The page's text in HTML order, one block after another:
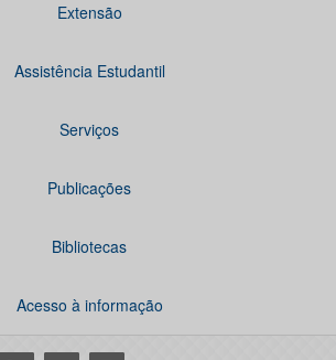
Extensão
Assistência Estudantil
Serviços
Publicações
Bibliotecas
Acesso à informação